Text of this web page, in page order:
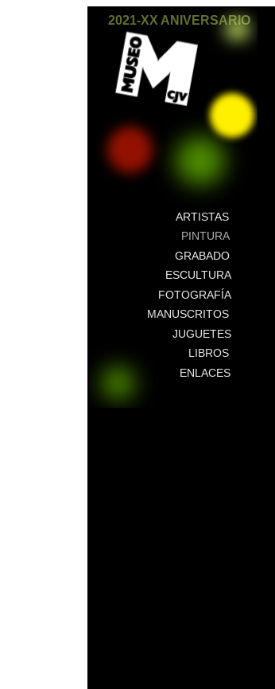
2021-XX ANIVERSARIO
ARTISTAS
PINTURA
GRABADO
ESCULTURA
FOTOGRAFÍA
MANUSCRITOS
JUGUETES
LIBROS
ENLACES